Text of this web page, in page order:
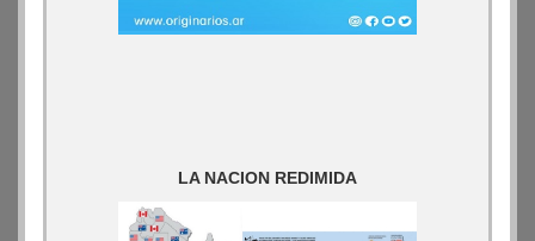
LA NACION REDIMIDA